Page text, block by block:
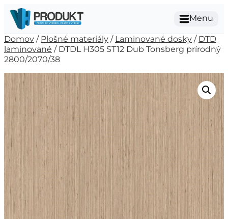
Menu
Domov / Plošné materiály / Laminované dosky / DTD
laminované / DTDL H305 ST12 Dub Tonsberg prírodný
2800/2070/38